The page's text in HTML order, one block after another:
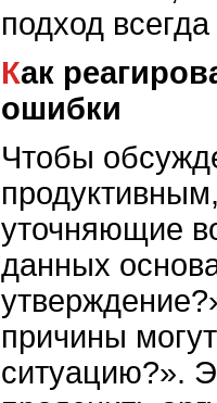
подход
Как реагировать на логические
ошибки
Чтобы
уточняющие
данных
причины
ситуацию?».